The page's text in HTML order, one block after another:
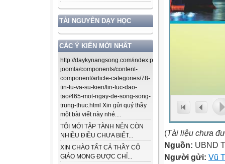
TÀI NGUYÊN DẠY HỌC
CÁC Ý KIẾN MỚI NHẤT
http://daykynangsong.com/index.php/using-
joomla/components/content-
component/article-categories/78-
tin-tu-va-su-kien/tin-tuc-dao-
tao/465-mot-ngay-de-song-song-
trung-thuc.html Xin gửi quý thầy
một bài viết này nhé....
TÔI MỚI TẬP TÀNH NÊN CÒN
NHIỀU ĐIỀU CHƯA BIẾT...
XIN CHÀO TẤT CẢ THẦY CÔ
GIÁO MONG ĐƯỢC CHỈ...
(Tài liệu chưa
Nguồn: UBND
Người gửi: Vũ